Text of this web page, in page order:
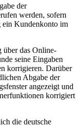
der
werden, sofern
ein Kundenkonto im
über das Online-
seine Eingaben
korrigieren. Darüber
Abgabe der
angezeigt und
korrigiert
die deutsche